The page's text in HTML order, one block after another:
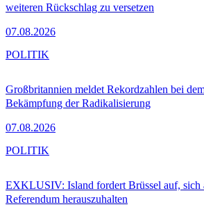
weiteren Rückschlag zu versetzen
07.08.2026
Großbritannien meldet Rekordzahlen bei
Bekämpfung der Radikalisierung
07.08.2026
POLITIK
EXKLUSIV: Island fordert Brüssel auf, sich
Referendum herauszuhalten
POLITIK